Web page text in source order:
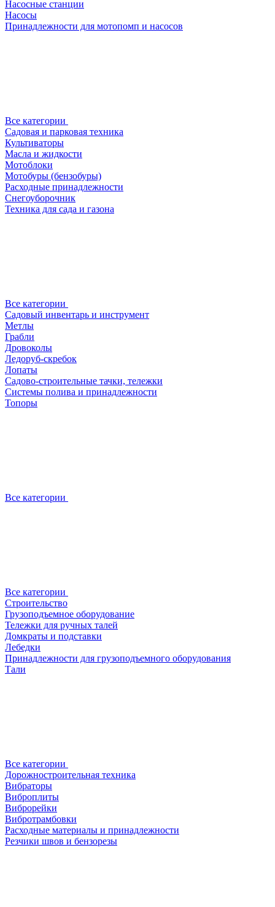
Насосные станции
Насосы
Принадлежности для мотопомп и насосов
Все категории
Садовая и парковая техника
Культиваторы
Масла и жидкости
Мотоблоки
Мотобуры (бензобуры)
Расходные принадлежности
Снегоуборочник
Техника для сада и газона
Все категории
Садовый инвентарь и инструмент
Метлы
Грабли
Дровоколы
Ледоруб-скребок
Лопаты
Садово-строительные тачки, тележки
Системы полива и принадлежности
Топоры
Все категории
Все категории
Строительство
Грузоподъемное оборудование
Тележки для ручных талей
Домкраты и подставки
Лебедки
Принадлежности для грузоподъемного оборудования
Тали
Все категории
Дорожностроительная техника
Вибраторы
Виброплиты
Виброрейки
Вибротрамбовки
Расходные материалы и принадлежности
Резчики швов и бензорезы